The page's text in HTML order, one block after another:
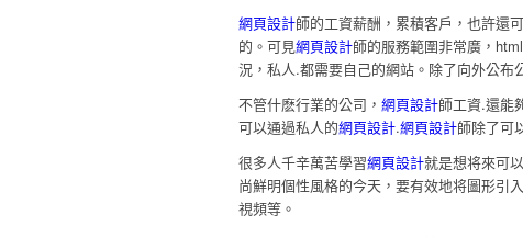
網頁設計師的工資薪酬，累積客戶，也許還
的。可見網頁設計師的服務範圍非常廣，
況，私人.都需要自己的網站。除了向外公布
不管什麽行業的公司， 網頁設計師工資.還能
可以通過私人的網頁設計.網頁設計師除了可
很多人千辛萬苦學習網頁設計就是想将來可
尚鮮明個性風格的今天，要有效地将圖形引入
視頻等。